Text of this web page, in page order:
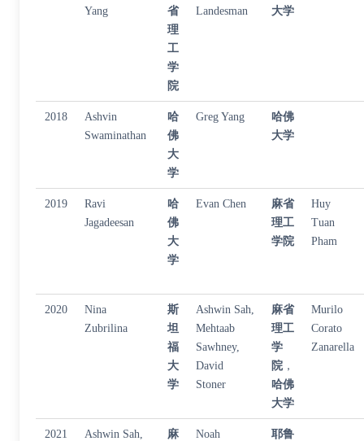
Yang
省
理
工
学
院
Landesman
大学
2018
Ashvin
Swaminathan
哈
佛
大
学
Greg Yang
哈佛
大学
2019
Ravi
Jagadeesan
哈
佛
大
学
Evan Chen
麻省
理工
学院
Huy
Tuan
Pham
2020
Nina
Zubrilina
斯
坦
福
大
学
Ashwin Sah,
Mehtaab
Sawhney,
David
Stoner
麻省
理工
学
院，
哈佛
大学
Murilo
Corato
Zanarella
2021
Ashwin Sah,
麻
Noah
耶鲁